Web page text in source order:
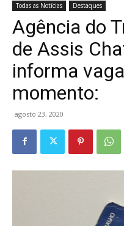
Todas as Notícias Destaques
Agência do
de Assis
informa
momento:
agosto 23, 2020